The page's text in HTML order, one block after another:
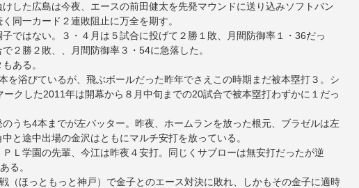
した広島は今夜、エースの前田健太を先発マウンドに送り込みソフトバン
同一カード２連敗阻止に万全を期す。
ではない。３・４月は５試合に投げて２勝１敗、月間防御率１・36だっ
２勝２敗、、月間防御率３・54に急落した。
ある。
を浴びているが、飛ぶボールだった昨年でさえこの時期まだ被本塁打３。シ
ークした2011年は開幕から８月中旬までの20試合で被本塁打わずかに１だっ
のうち4本までが左バッター。昨夜、ホームランを放った根元、ブラゼルは左
と途中出場の金沢はともにマルチ安打を放っている。
Ｌ学園の先輩、今江は昨夜４安打。同じくサブローは無安打だったが逆
る。
（ほっともっと神戸）で金子とのエース対決に敗れ、しかもその金子に適時